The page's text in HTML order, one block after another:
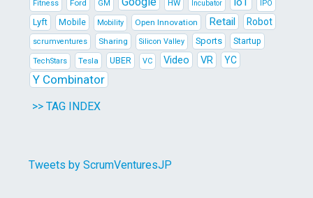
Fitness Ford GM HW Incubator IPO
Lyft Mobile Mobility Open Innovation Retail Robot
scrumventures Sharing Silicon Valley Sports Startup
TechStars Tesla UBER VC Video VR YC
Y Combinator
>> TAG INDEX
Tweets by ScrumVenturesJP